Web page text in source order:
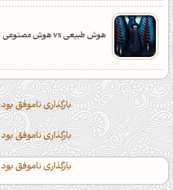
هوش طبیعی vs هوش مصنوعی
بارگذاری ناموفق بود
بارگذاری ناموفق بود
بارگذاری ناموفق بود